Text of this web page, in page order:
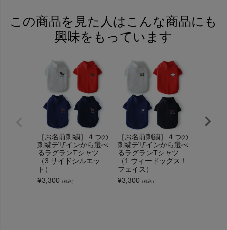
この商品を見た人はこんな商品にも
興味をもっています
［お名前刺繍］４つの
刺繍デザインから選べ
るラグランTシャツ
（3.サイドシルエッ
ト）
¥3,300 （税込）
［お名前刺繍］４つの
刺繍デザインから選べ
るラグランTシャツ
（1.ウィードッグス！
フェイス）
¥3,300 （税込）